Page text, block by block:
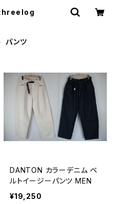
パンツ
DANTON カラーデニム ベ
ルトイージーパンツ MEN
¥19,250